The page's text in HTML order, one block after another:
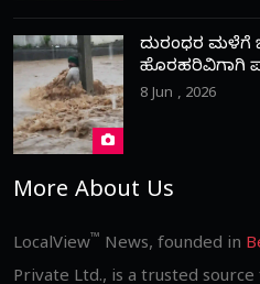
ದುರಂಧರ ಮಳೆಗೆ
ಹೊರಹರಿವಿಗಾಗಿ
8 Jun , 2026
More About Us
LocalView™ News, founded in
Private Ltd., is a trusted